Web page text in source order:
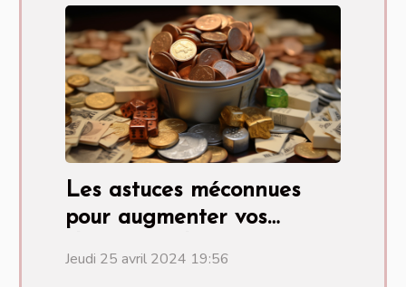
Les astuces méconnues
pour augmenter vos
Jeudi 25 avril 2024 19:56